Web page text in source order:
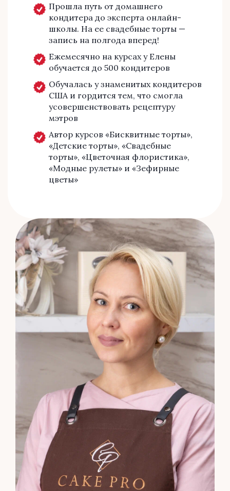
Прошла путь от домашнего
кондитера до эксперта онлайн-
школы. На ее свадебные торты —
запись на полгода вперед!
Ежемесячно на курсах у Елены
обучается до 500 кондитеров
Обучалась у знаменитых кондитеров
США и гордится тем, что смогла
усовершенствовать рецептуру
мэтров
Автор курсов «Бисквитные торты»,
«Детские торты», «Свадебные
торты», «Цветочная флористика»,
«Модные рулеты» и «Зефирные
цветы»